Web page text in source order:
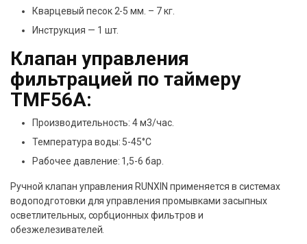
Кварцевый песок 2-5 мм. – 7 кг.
Инструкция — 1 шт.
Клапан управления
фильтрацией по таймеру
TMF56A:
Производительность: 4 м3/час.
Температура воды: 5-45°C
Рабочее давление: 1,5-6 бар.
Ручной клапан управления RUNXIN применяется в системах
водоподготовки для управления промывками засыпных
осветлительных, сорбционных фильтров и
обезжелезивателей.